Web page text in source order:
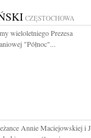
CZĘSTOCHOWA
wieloletniego Prezesa
"Północ"...
Annie Maciejowskiej i